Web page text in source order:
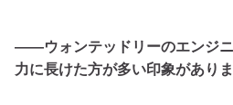
――ウォンテッドリーのエンジ
力に長けた方が多い印象がありま